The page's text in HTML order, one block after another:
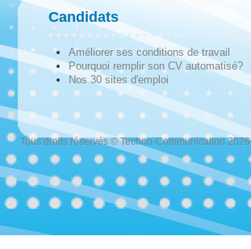
Candidats
Améliorer ses conditions de travail
Pourquoi remplir son CV automatisé?
Nos 30 sites d'emploi
Tous droits réservés © Techno-Communication 2026